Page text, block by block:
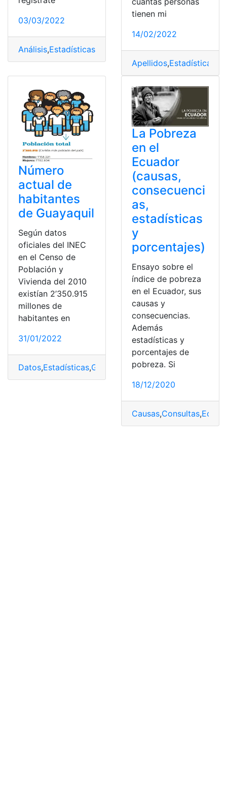
03/03/2022
Análisis,Estadísticas regresión lineal,Tecnología
tienen mi
14/02/2022
Apellidos,Estadísticas
Número
actual de
habitantes
de Guayaquil
Según datos
oficiales del INEC
en el Censo de
Población y
Vivienda del 2010
existían 2’350.915
millones de
habitantes en
31/01/2022
Datos,Estadísticas,Guayaquil Habitantes,
La Pobreza
en el
Ecuador
(causas,
consecuenci
as,
estadísticas
y
porcentajes)
Ensayo sobre el
índice de pobreza
en el Ecuador, sus
causas y
consecuencias.
Además
estadísticas y
porcentajes de
pobreza. Si
18/12/2020
Causas,Consultas,